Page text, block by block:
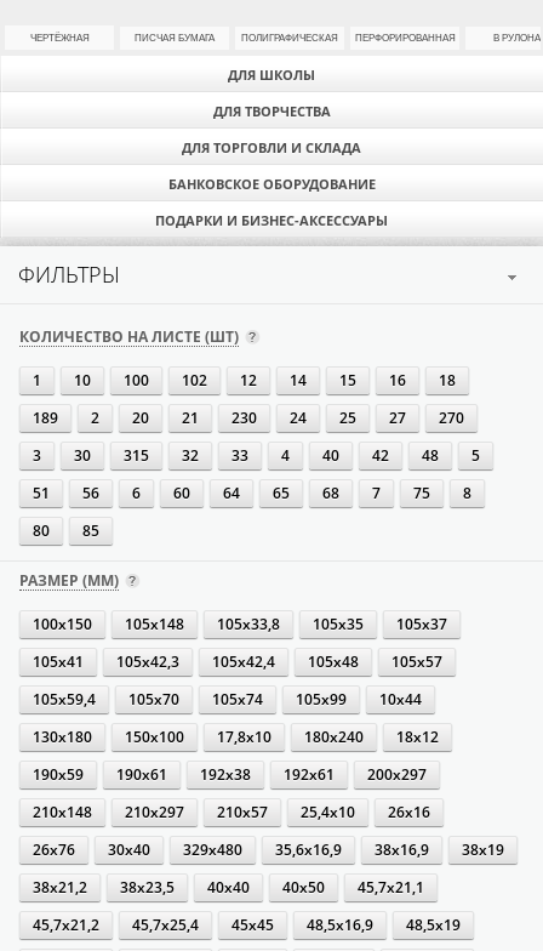
ДЛЯ ШКОЛЫ
ДЛЯ ТВОРЧЕСТВА
ДЛЯ ТОРГОВЛИ И СКЛАДА
БАНКОВСКОЕ ОБОРУДОВАНИЕ
ПОДАРКИ И БИЗНЕС-АКСЕССУАРЫ
ЧЕРТЁЖНАЯ ПИСЧАЯ БУМАГА ПОЛИГРАФИЧЕСКАЯ ПЕРФОРИРОВАННАЯ В
ФИЛЬТРЫ
КОЛИЧЕСТВО НА ЛИСТЕ (ШТ)
1 10 100 102 12 14 15 16
18
189
2 20 21 230 24 25 27
270
3
30 315 32 33 4 40 42 48
5
51
56 6 60 64 65 68 7 75
8
80
85
РАЗМЕР (ММ)
100х150 105х148 105х33,8 105х35
105х37
105х41
105х42,3 105х42,4 105х48
105х57
105х59,4
105х70 105х74 105х99
10х44
130х180
150х100 17,8х10 180х240
18х12
190х59
190х61 192х38 192х61
200х297
210х148
210х297 210х57 25,4х10
26х16
26х76
30х40 329х480 35,6х16,9 38х16,9
38х19
38х21,2
38х23,5 40х40 40х50
45,7х21,1
45,7х21,2
45,7х25,4 45х45 48,5х16,9
48,5х19